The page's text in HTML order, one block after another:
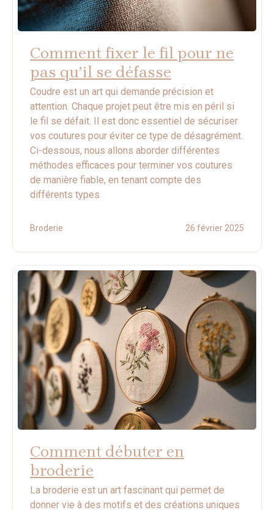
Comment fixer le fil pour ne
pas qu’il se défasse
Coudre est un art qui demande précision et
attention. Chaque projet peut être mis en péril si
le fil se défait. Il est donc essentiel de sécuriser
vos coutures pour éviter ce type de désagrément.
Ci-dessous, nous allons aborder différentes
méthodes efficaces pour terminer vos coutures
de manière fiable, en tenant compte des
différents types
Broderie 26 février 2025
Comment débuter en
broderie
La broderie est un art fascinant qui permet de
donner vie à des motifs et des créations uniques